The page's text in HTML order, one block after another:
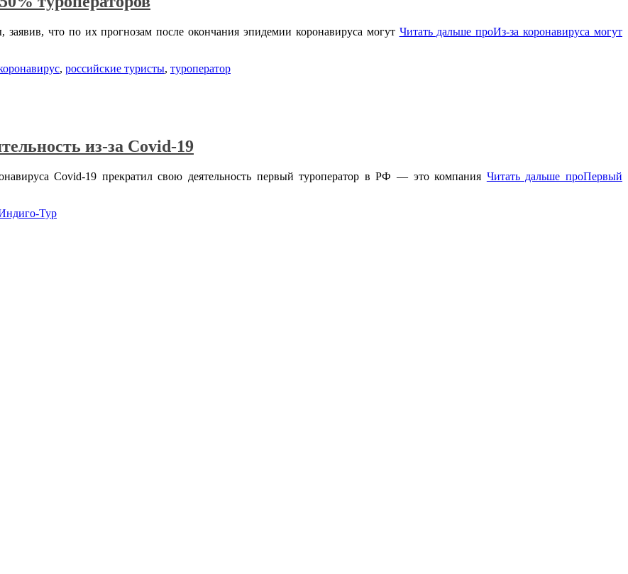
что по их прогнозам после окончания эпидемии коронавируса могут Читать дальшепроИз-за коронавируса могут
, российские туристы, туроператор
из-за Covid-19
Covid-19 прекратил свою деятельность первый туроператор в РФ — это компания Читать дальшепроПервый
Тур